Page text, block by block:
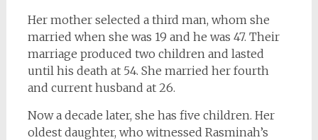
Her mother selected a third man, whom she
married when she was 19 and he was 47. Their
marriage produced two children and lasted
until his death at 54. She married her fourth
and current husband at 26.
Now a decade later, she has five children. Her
oldest daughter, who witnessed Rasminah’s